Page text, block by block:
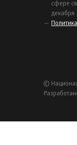
сфере
декабря
©